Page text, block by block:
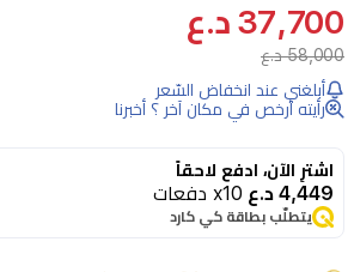
الكهربائي
المعلق
لمكافحة
هو
وحدة
37,700 د.ع
58,000 د.ع
أبلغني عند انخفاض السّعر
رأيته أرخص في مكان آخر ؟ أخبرنا
اشترِ الآن، ادفع لاحقاً
4,449 د.ع x10 دفعات
يتطلّب بطاقة كي كارد